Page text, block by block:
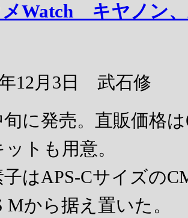
Watch キヤノン、
月3日 武石修
旬に発売。直販価格
トも用意。
はAPS-Cサイズの
Mから据え置いた。